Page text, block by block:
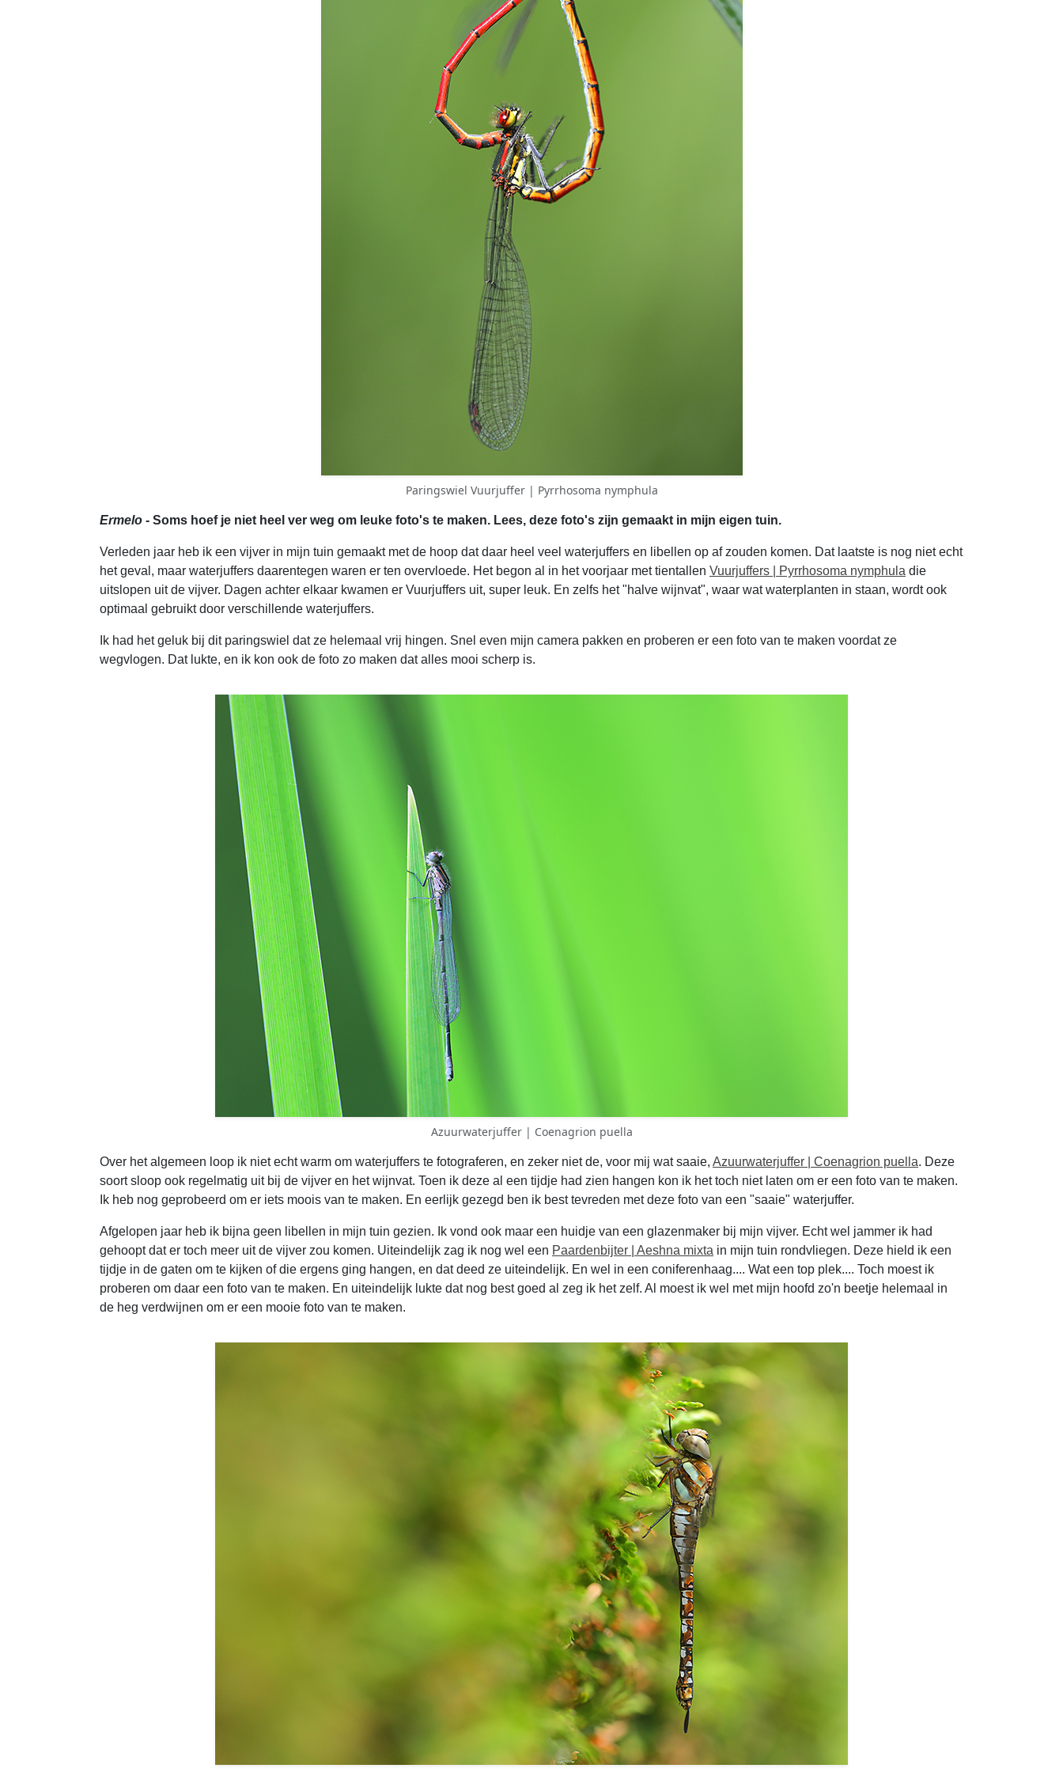
Paringswiel Vuurjuffer | Pyrrhosoma nymphula
Ermelo - Soms hoef je niet heel ver weg om leuke foto's te maken. Lees, deze foto's zijn gemaakt in mijn eigen tuin.
Verleden jaar heb ik een vijver in mijn tuin gemaakt met de hoop dat daar heel veel waterjuffers en libellen op af zouden komen. Dat laatste is nog niet echt
het geval, maar waterjuffers daarentegen waren er ten overvloede. Het begon al in het voorjaar met tientallen Vuurjuffers | Pyrrhosoma nymphula die
uitslopen uit de vijver. Dagen achter elkaar kwamen er Vuurjuffers uit, super leuk. En zelfs het "halve wijnvat", waar wat waterplanten in staan, wordt ook
optimaal gebruikt door verschillende waterjuffers.
Ik had het geluk bij dit paringswiel dat ze helemaal vrij hingen. Snel even mijn camera pakken en proberen er een foto van te maken voordat ze
wegvlogen. Dat lukte, en ik kon ook de foto zo maken dat alles mooi scherp is.
Azuurwaterjuffer | Coenagrion puella
Over het algemeen loop ik niet echt warm om waterjuffers te fotograferen, en zeker niet de, voor mij wat saaie, Azuurwaterjuffer | Coenagrion puella. Deze
soort sloop ook regelmatig uit bij de vijver en het wijnvat. Toen ik deze al een tijdje had zien hangen kon ik het toch niet laten om er een foto van te maken.
Ik heb nog geprobeerd om er iets moois van te maken. En eerlijk gezegd ben ik best tevreden met deze foto van een "saaie" waterjuffer.
Afgelopen jaar heb ik bijna geen libellen in mijn tuin gezien. Ik vond ook maar een huidje van een glazenmaker bij mijn vijver. Echt wel jammer ik had
gehoopt dat er toch meer uit de vijver zou komen. Uiteindelijk zag ik nog wel een Paardenbijter | Aeshna mixta in mijn tuin rondvliegen. Deze hield ik een
tijdje in de gaten om te kijken of die ergens ging hangen, en dat deed ze uiteindelijk. En wel in een coniferenhaag.... Wat een top plek.... Toch moest ik
proberen om daar een foto van te maken. En uiteindelijk lukte dat nog best goed al zeg ik het zelf. Al moest ik wel met mijn hoofd zo'n beetje helemaal in
de heg verdwijnen om er een mooie foto van te maken.